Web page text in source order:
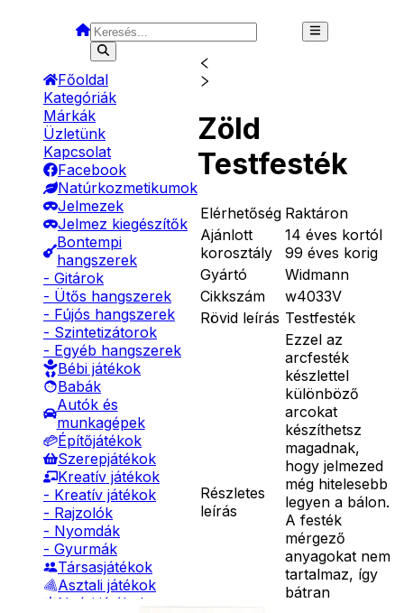
Főoldal
Kategóriák
Márkák
Üzletünk
Kapcsolat
Facebook
Natúrkozmetikumok
Jelmezek
Jelmez kiegészítők
Bontempi
hangszerek
- Gitárok
- Ütős hangszerek
- Fújós hangszerek
- Szintetizátorok
- Egyéb hangszerek
Bébi játékok
Babák
Autók és
munkagépek
Építőjátékok
Szerepjátékok
Kreatív játékok
- Kreatív játékok
- Rajzolók
- Nyomdák
- Gyurmák
Társasjátékok
Asztali játékok
Nyári játékok
Zöld
Testfesték
Elérhetőség Raktáron
Ajánlott
korosztály
14 éves kortól
99 éves korig
Gyártó
Widmann
Cikkszám
w4033V
Rövid leírás Testfesték
Részletes
leírás
Ezzel az
arcfesték
készlettel
különböző
arcokat
készíthetsz
magadnak,
hogy jelmezed
még hitelesebb
legyen a bálon.
A festék
mérgező
anyagokat nem
tartalmaz, így
bátran